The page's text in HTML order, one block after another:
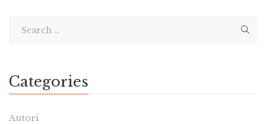
Categories
Autori